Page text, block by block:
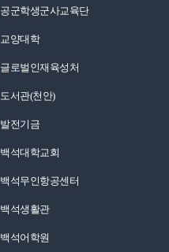
공군학생군사교육단
교양대학
글로벌인재육성처
도서관(천안)
발전기금
백석대학교회
백석무인항공센터
백석생활관
백석어학원